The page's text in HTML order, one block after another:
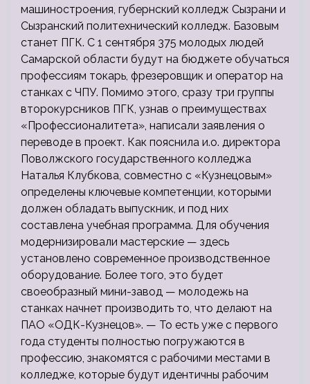
машиностроения, губернский колледж Сызрани и
Сызранский политехнический колледж. Базовым
станет ПГК. С 1 сентября 375 молодых людей
Самарской области будут на бюджете обучаться
профессиям токарь, фрезеровщик и оператор на
станках с ЧПУ. Помимо этого, сразу три группы
второкурсников ПГК, узнав о преимуществах
«Профессионалитета», написали заявления о
переводе в проект. Как пояснила и.о. директора
Поволжского государственного колледжа
Наталья Клубкова, совместно с «Кузнецовым»
определены ключевые компетенции, которыми
должен обладать выпускник, и под них
составлена учебная программа. Для обучения
модернизировали мастерские — здесь
установлено современное производственное
оборудование. Более того, это будет
своеобразный мини-завод — молодежь на
станках начнет производить то, что делают на
ПАО «ОДК-Кузнецов». — То есть уже с первого
года студенты полностью погружаются в
профессию, знакомятся с рабочими местами в
колледже, которые будут идентичны рабочим